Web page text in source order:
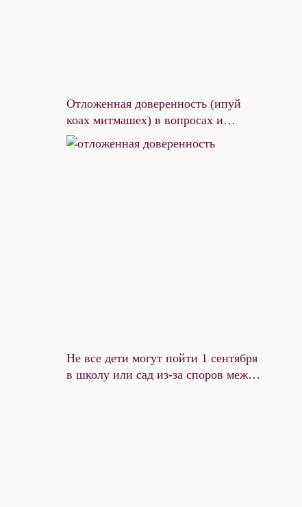
Отложенная доверенность (ипуй
коах митмашех) в вопросах и
ответах. Часть 2
Не все дети могут пойти 1 сентября
в школу или сад из-за споров между